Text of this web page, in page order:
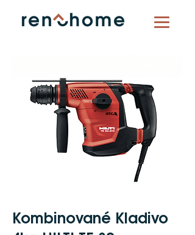
Kombinované Kladivo